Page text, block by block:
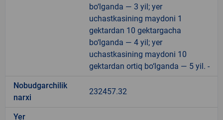
bo‘lganda — 3 yil; yer
uchastkasining maydoni 1
gektardan 10 gektargacha
bo‘lganda — 4 yil; yer
uchastkasining maydoni 10
gektardan ortiq bo‘lganda — 5 yil. -
Nobudgarchilik
narxi
232457.32
Yer